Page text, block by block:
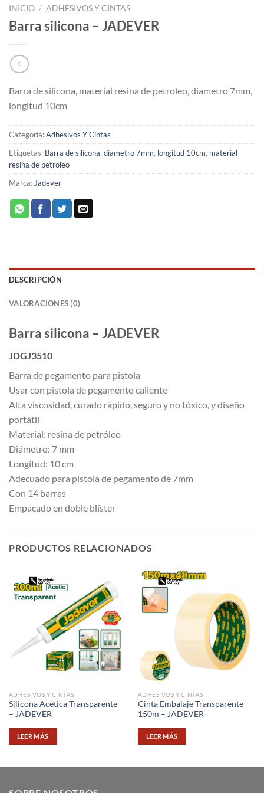
INICIO / ADHESIVOS Y CINTAS
Barra silicona – JADEVER
Barra de silicona, material resina de petroleo, diametro 7mm,
longitud 10cm
Categoría:Adhesivos Y Cintas
Etiquetas: Barra de silicona, diametro 7mm, longitud 10cm, material
resina de petroleo
Marca: Jadever
DESCRIPCIÓN
VALORACIONES (0)
Barra silicona – JADEVER
JDGJ3510
Barra de pegamento para pistola
Usar con pistola de pegamento caliente
Alta viscosidad, curado rápido, seguro y no tóxico, y diseño
portátil
Material: resina de petróleo
Diámetro: 7 mm
Longitud: 10 cm
Adecuado para pistola de pegamento de 7mm
Con 14 barras
Empacado en doble blíster
PRODUCTOS RELACIONADOS
ADHESIVOS Y CINTAS
Silicona Acética Transparente
– JADEVER
LEER MÁS
ADHESIVOS Y CINTAS
Cinta Embalaje Transparente
150m – JADEVER
LEER MÁS